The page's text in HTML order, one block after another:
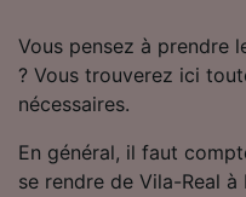
Vous pensez à prendre
? Vous trouverez ici
nécessaires.
En général, il faut
se rendre de Vila-Real